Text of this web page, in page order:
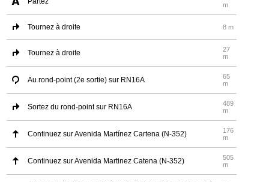
m
Tournez à droite 8 m
Tournez à droite
27
m
Au rond-point (2e sortie) sur RN16A
65
m
Sortez du rond-point sur RN16A
489
m
Continuez sur Avenida Martínez Cartena (N-352)
176
m
Continuez sur Avenida Martinez Catena (N-352)
505
m